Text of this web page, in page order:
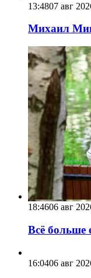
13:4807 авг
Михаил
18:4606 авг
Всё больше
16:0406 авг